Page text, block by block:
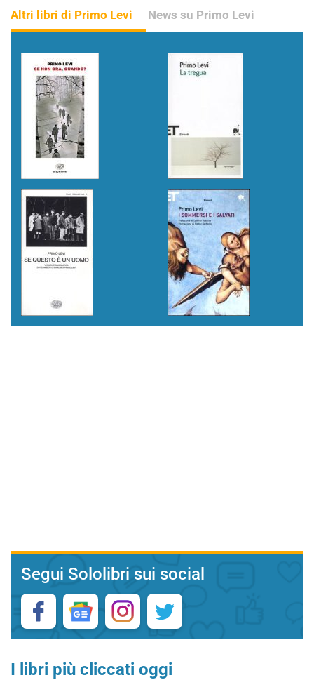
Altri libri di Primo Levi News su Primo Levi
Segui Sololibri sui social
I libri più cliccati oggi